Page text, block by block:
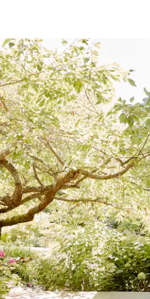
לעיין בעזרת תנועות מגע או החלקה.